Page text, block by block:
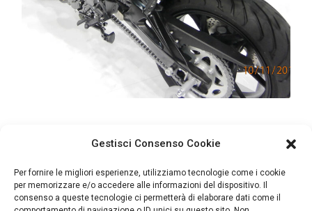
Gestisci Consenso Cookie
Per fornire le migliori esperienze, utilizziamo tecnologie come i cookie
per memorizzare e/o accedere alle informazioni del dispositivo. Il
consenso a queste tecnologie ci permetterà di elaborare dati come il
info@benellinapoli.com
Email